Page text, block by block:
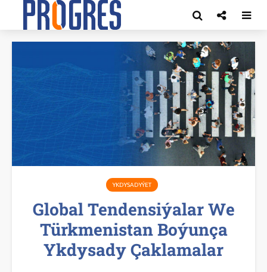
YKDYSADYÝET
Global Tendensiýalar We
Türkmenistan Boýunça
Ykdysady Çaklamalar